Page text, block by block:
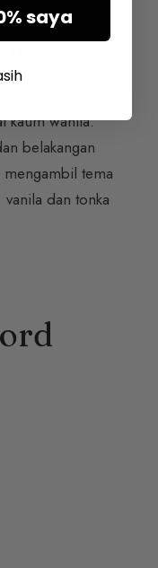
yang
kaum wanita.
belakangan
mengambil tema
dan tonka
saya